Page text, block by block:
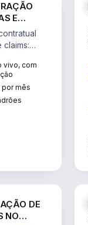
E
vivo, com
por mês
DE
NO